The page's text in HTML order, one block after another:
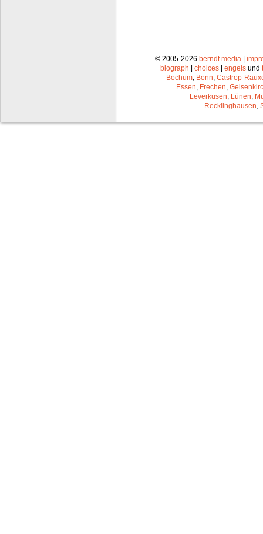
© 2005-2026 berndt media |
biograph | choices | engels und
Bochum Bonn Castrop-
Essen Frechen
Leverkusen Lünen
Recklinghausen